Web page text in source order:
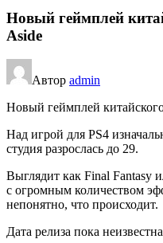
Новый геймплей
Aside
Автор admin
Новый геймплей
Над игрой для PS4
студия разрослась до 29.
Выглядит как Final Fantasy
с огромным количеством
непонятно, что происходит.
Дата релиза пока